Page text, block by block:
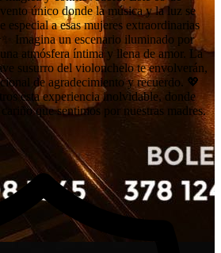
único donde la música y la luz se
especial a esas mujeres extraordinarias
Imagina un escenario iluminado por
una atmósfera íntima y llena de amor. La
susurro del violonchelo te envolverán,
de agradecimiento y recuerdo. 💖
esta experiencia inolvidable, donde
cariño que sentimos por nuestras madres.